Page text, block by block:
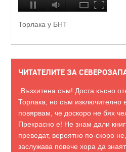
Торлака у БНТ
ЧИТАТЕЛИТЕ ЗА
„Възхитена съм! Доста късно
Торлака, но съм
повярвам, че доскоро не бях
Прекрасно е! Не знам дали
преведат, вероятно по-скоро
заслужава повече хора да